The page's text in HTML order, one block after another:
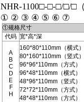
NHR-1100□-□-□/□/□
① ② ③ ④ ⑤ ⑥ ⑦
①规格尺寸
代码 宽*高*深
A
B
C
D
E
F
H
160*80*110mm（横式）
80*160*110mm（竖式）
96*96*110mm（方式）
96*48*110mm（横式）
48*96*110mm（竖式）
72*72*110mm（方式）
48*48*110mm（方式）